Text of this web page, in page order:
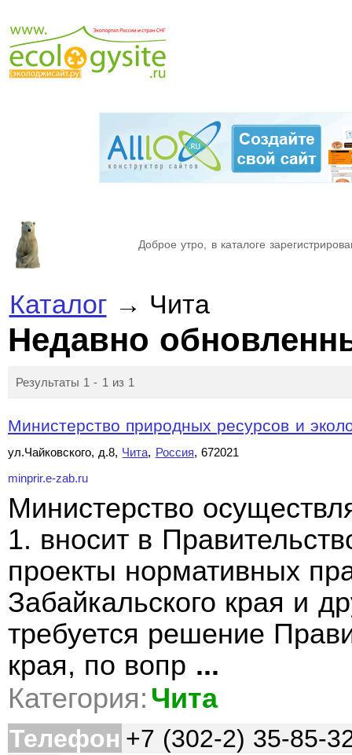
Доброе утро, в каталоге
Каталог→ Чита
Недавно
Результаты 1 - 1 из 1
Министерство природных ресурсов и
ул.Чайковского, д.8, Чита, Россия, 672021
minprir.e-zab.ru
Министерство
1. вносит в
проекты нормативных
Забайкальского края и
требуется решение
края, по вопр ...
Категория: Чита
Телефон +7 (302-2) 35-85-